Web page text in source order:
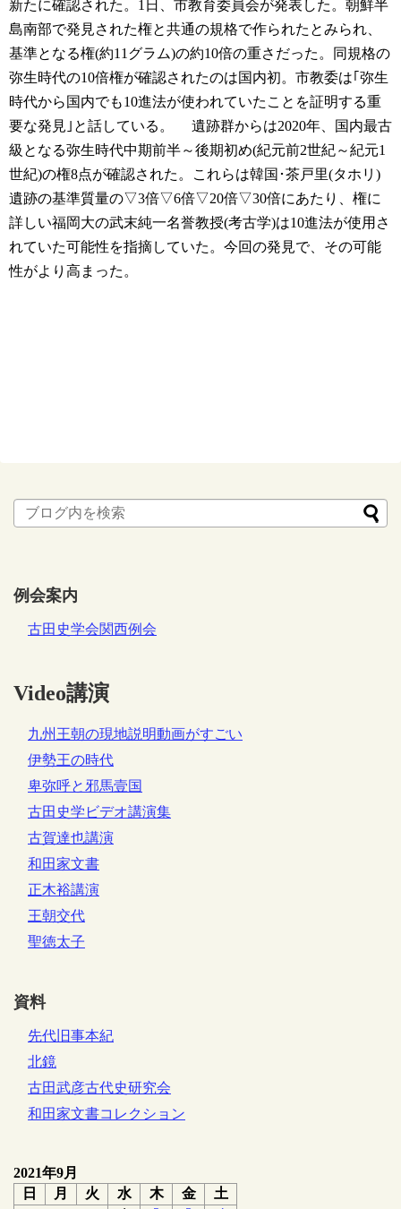
新たに確認された。1日、市教育委員会が発表した。朝鮮半
島南部で発見された権と共通の規格で作られたとみられ、
基準となる権(約11グラム)の約10倍の重さだった。同規格の
弥生時代の10倍権が確認されたのは国内初。市教委は｢弥生
時代から国内でも10進法が使われていたことを証明する重
要な発見｣と話している。
遺跡群からは2020年、国内最古
級となる弥生時代中期前半～後期初め(紀元前2世紀～紀元1
世紀)の権8点が確認された。これらは韓国･茶戸里(タホリ)
遺跡の基準質量の▽3倍▽6倍▽20倍▽30倍にあたり、権に
詳しい福岡大の武末純一名誉教授(考古学)は10進法が使用さ
れていた可能性を指摘していた。今回の発見で、その可能
性がより高まった。
例会案内
古田史学会関西例会
Video講演
九州王朝の現地説明動画がすごい
伊勢王の時代
卑弥呼と邪馬壹国
古田史学ビデオ講演集
古賀達也講演
和田家文書
正木裕講演
王朝交代
聖徳太子
資料
先代旧事本紀
北鏡
古田武彦古代史研究会
和田家文書コレクション
2021年9月
日
月 火 水 木 金
土